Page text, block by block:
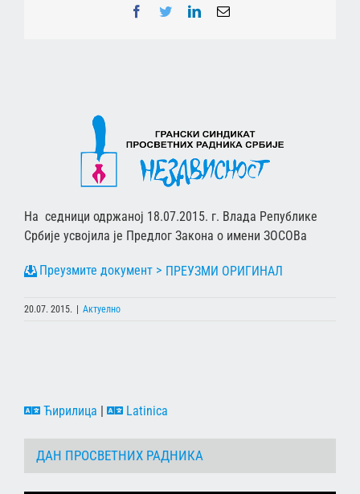
Facebook
TwitterLinkedInEmail
На седници одржаној 18.07.2015. г. Влада Републике
Србије усвојила је Предлог Закона о имени ЗОСОВа
ПРЕУЗМИ ОРИГИНАЛ
20.07. 2015. | Актуелно
Ћирилица | Latinica
ДАН ПРОСВЕТНИХ РАДНИКА